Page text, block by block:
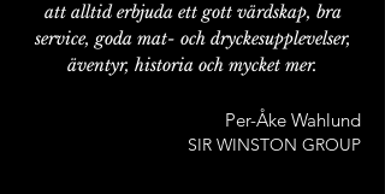
att alltid erbjuda ett gott värdskap, bra
service, goda mat- och dryckesupplevelser,
äventyr, historia och mycket mer.
Per-Åke Wahlund
SIR WINSTON GROUP